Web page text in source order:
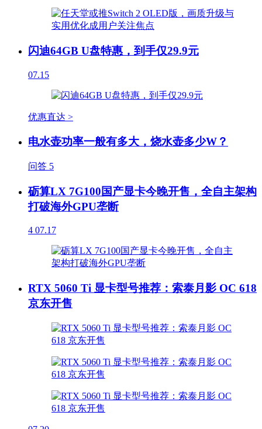
闪迪64GB U盘特惠，到手仅29.9元
07.15
优惠直达 >
电水壶功率一般有多大，烧水壶多少W？
问答 5
砺算LX 7G100国产显卡今晚开售，全自主架构
打破海外GPU垄断
4 07.17
RTX 5060 Ti 显卡型号推荐：索泰月影 OC 618
京东开售